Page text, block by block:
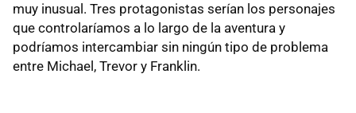
muy inusual. Tres protagonistas serían los personajes
que controlaríamos a lo largo de la aventura y
podríamos intercambiar sin ningún tipo de problema
entre Michael, Trevor y Franklin.